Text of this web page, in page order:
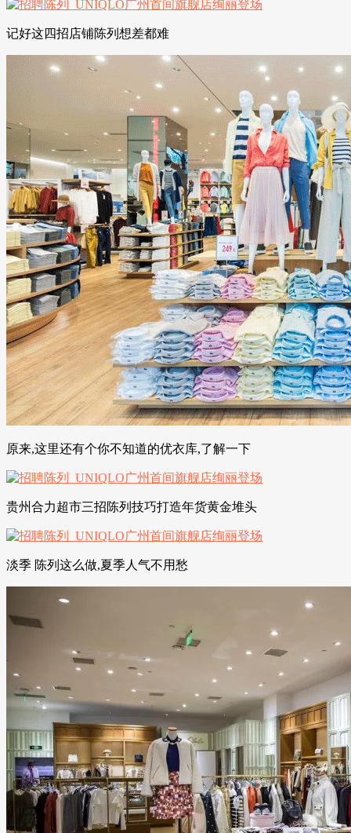
记好这四招店铺陈列想差都难
原来,这里还有个你不知道的优衣库,了解一下
贵州合力超市三招陈列技巧打造年货黄金堆头
淡季 陈列这么做,夏季人气不用愁